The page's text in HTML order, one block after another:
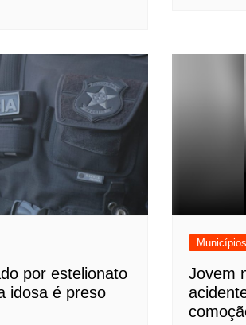
por estelionato
idosa é preso
Municípios
Jovem